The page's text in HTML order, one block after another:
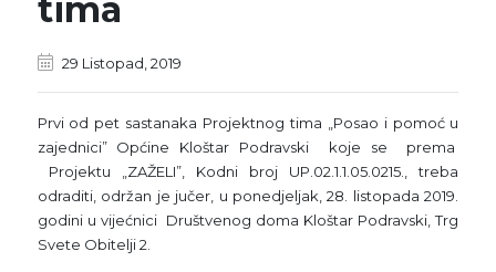
tima
29 Listopad, 2019
Prvi od pet sastanaka Projektnog tima „Posao i pomoć u
zajednici” Općine Kloštar Podravski koje se prema
Projektu „ZAŽELI”, Kodni broj UP.02.1.1.05.0215., treba
odraditi, održan je jučer, u ponedjeljak, 28. listopada 2019.
godini u vijećnici Društvenog doma Kloštar Podravski, Trg
Svete Obitelji 2.